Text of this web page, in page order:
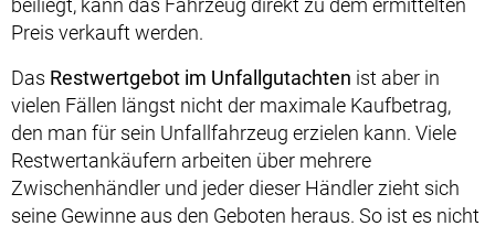
beiliegt, kann das Fahrzeug direkt zu dem ermittelten
Preis verkauft werden.
Das Restwertgebot im Unfallgutachten ist aber in
vielen Fällen längst nicht der maximale Kaufbetrag,
den man für sein Unfallfahrzeug erzielen kann. Viele
Restwertankäufern arbeiten über mehrere
Zwischenhändler und jeder dieser Händler zieht sich
seine Gewinne aus den Geboten heraus. So ist es nicht